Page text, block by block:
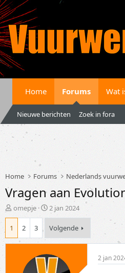
Home Forums Wat
Nieuwe berichten Zoek in fora
Home Forums Nederlands
Vragen aan
T
o
c
omepje
S
t
a
t
d
a
2 jan 2024
1 2 3 Volgende
2 jan